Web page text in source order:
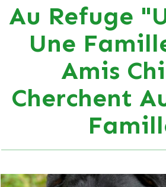
Au Refuge
Une
Amis
Cherchent